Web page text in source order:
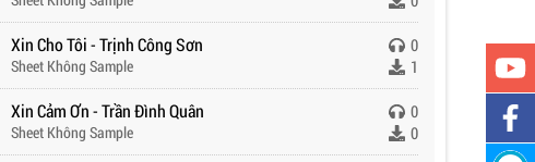
Xin Cho Tôi - Trịnh Công Sơn
Sheet Không Sample
0
1
Xin Cảm Ơn - Trần Đình Quân
Sheet Không Sample
0
0